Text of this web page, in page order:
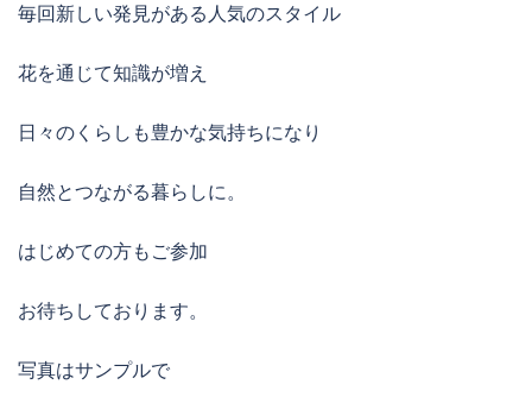
毎回新しい発見がある人気のスタイル
花を通じて知識が増え
日々のくらしも豊かな気持ちになり
自然とつながる暮らしに。
はじめての方もご参加
お待ちしております。
写真はサンプルで